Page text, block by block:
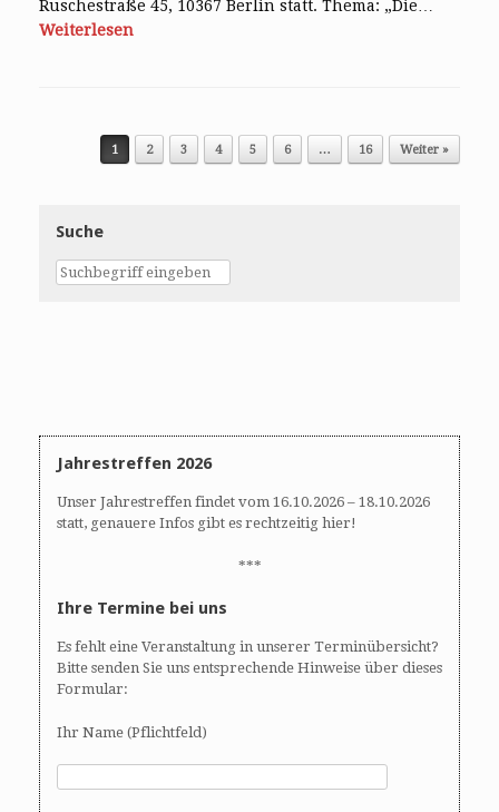
Ruschestraße 45, 10367 Berlin statt. Thema: „Die…
Weiterlesen
Post navigation
1 2 3 4 5 6 … 16 Weiter »
Suche
Jahrestreffen 2026
Unser Jahrestreffen findet vom 16.10.2026 – 18.10.2026
statt, genauere Infos gibt es rechtzeitig hier!
***
Ihre Termine bei uns
Es fehlt eine Veranstaltung in unserer Terminübersicht?
Bitte senden Sie uns entsprechende Hinweise über dieses
Formular:
Ihr Name (Pflichtfeld)